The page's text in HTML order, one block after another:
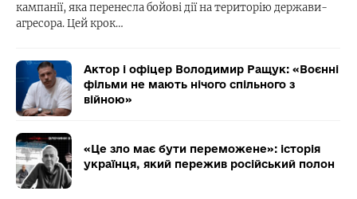
кампанії, яка перенесла бойові дії на територію держави-
агресора. Цей крок…
Актор і офіцер Володимир Ращук: «Воєнні
фільми не мають нічого спільного з
війною»
«Це зло має бути переможене»: історія
українця, який пережив російський полон